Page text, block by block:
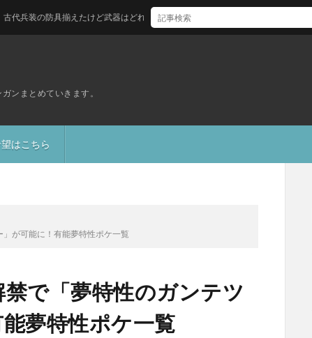
ンまとめていきます。
はこちら
具揃えたけど武器はどれ買えばいい？
」が可能に！有能夢特性ポケ一覧
禁で「夢特性のガンテツ
夢特性ポケ一覧